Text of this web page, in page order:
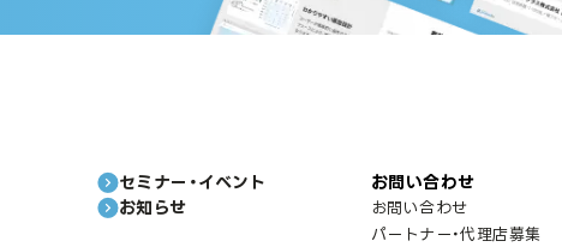
セミナー・イベント
お知らせ
お問い合わせ
お問い合わせ
パートナー・代理店募集